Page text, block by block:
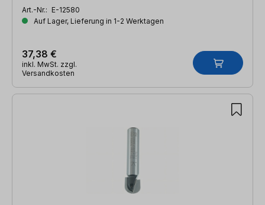
Art.-Nr.: E-12580
Auf Lager, Lieferung in 1-2 Werktagen
37,38 €
inkl. MwSt. zzgl.
Versandkosten